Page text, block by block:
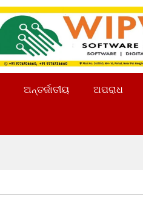
ଅନ୍ତର୍ଜାତୀୟ ଅପରାଧ